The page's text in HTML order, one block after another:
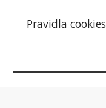
Pravidla cookies